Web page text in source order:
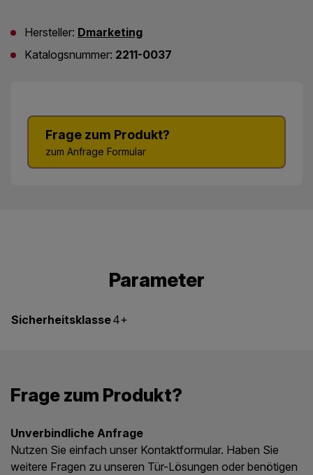
Frage zum Produkt?
zum Anfrage Formular
Hersteller: Dmarketing
Katalogsnummer: 2211-0037
Parameter
Sicherheitsklasse4+
Frage zum Produkt?
Unverbindliche Anfrage
Nutzen Sie einfach unser Kontaktformular. Haben Sie
weitere Fragen zu unseren Tür-Lösungen oder benötigen